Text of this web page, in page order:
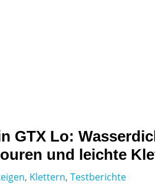
GTX Lo:
und leichte
, Klettern,Testberichte